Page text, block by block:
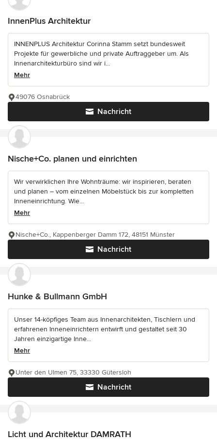
InnenPlus Architektur
INNENPLUS Architektur Corinna Stamm setzt bundesweit
Projekte für gewerbliche und private Auftraggeber um. Als
Innenarchitekturbüro sind wir i...
Mehr
Nachricht
49076 Osnabrück
Nische+Co. planen und einrichten
Wir verwirklichen Ihre Wohnträume: wir inspirieren, beraten
und planen – vom einzelnen Möbelstück bis zur kompletten
Inneneinrichtung. Wie...
Mehr
Nachricht
Nische+Co., Kappenberger Damm 172, 48151 Münster
Hunke & Bullmann GmbH
Unser 14-köpfiges Team aus Innenarchitekten, Tischlern und
erfahrenen Inneneinrichtern entwirft und gestaltet seit 30
Jahren einzigartige Inne...
Mehr
Nachricht
Unter den Ulmen 75, 33330 Gütersloh
Licht und Architektur DAMRATH